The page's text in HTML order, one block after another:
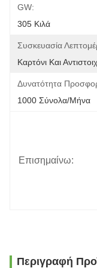
GW:
305 Κιλά
Συσκευασία
Καρτόνι Και
Δυνατότητα
1000 Σύνολα/μήνα
Επισημαίνω:
Περιγραφή